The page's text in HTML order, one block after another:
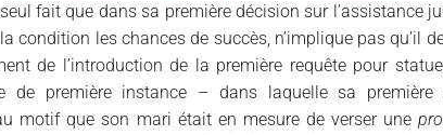
fait que dans sa première décision sur l’assistance
condition les chances de succès, n’implique pas qu’il
de l’introduction de la première requête pour
de première instance – dans laquelle sa première
motif que son mari était en mesure de verser une